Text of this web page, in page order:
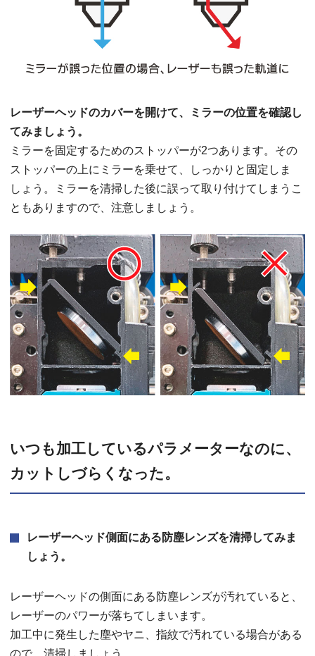
レーザーヘッドのカバーを開けて、ミラーの位置を確認し
てみましょう。
ミラーを固定するためのストッパーが2つあります。その
ストッパーの上にミラーを乗せて、しっかりと固定しま
しょう。ミラーを清掃した後に誤って取り付けてしまうこ
ともありますので、注意しましょう。
いつも加工しているパラメーターなのに、
カットしづらくなった。
レーザーヘッド側面にある防塵レンズを清掃してみま
しょう。
レーザーヘッドの側面にある防塵レンズが汚れていると、
レーザーのパワーが落ちてしまいます。
加工中に発生した塵やヤニ、指紋で汚れている場合がある